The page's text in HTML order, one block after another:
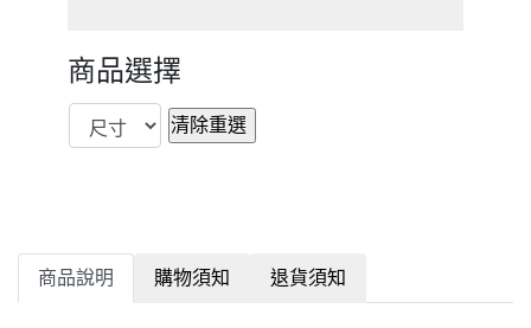
商品選擇
商品說明 購物須知 退貨須知